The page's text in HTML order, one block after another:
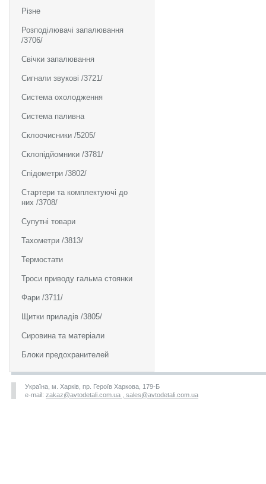
Різне
Розподілювачі запалювання
/3706/
Свічки запалювання
Сигнали звукові /3721/
Система охолодження
Система паливна
Склоочисники /5205/
Склопідйомники /3781/
Спідометри /3802/
Стартери та комплектуючі до
них /3708/
Супутні товари
Тахометри /3813/
Термостати
Троси приводу гальма стоянки
Фари /3711/
Щитки приладів /3805/
Сировина та матеріали
Блоки предохранителей
Україна, м. Харків, пр. Героїв Харкова, 179-Б
e-mail: zakaz@avtodetali.com.ua , sales@avtodetali.com.ua